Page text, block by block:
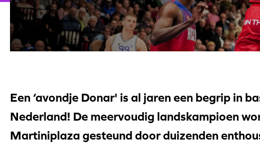
Een ‘avondje Donar' is al jaren een begrip in
Nederland! De meervoudig landskampioen
Martiniplaza gesteund door duizenden